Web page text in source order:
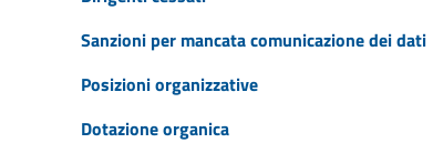
Sanzioni per mancata comunicazione dei dati
Posizioni organizzative
Dotazione organica